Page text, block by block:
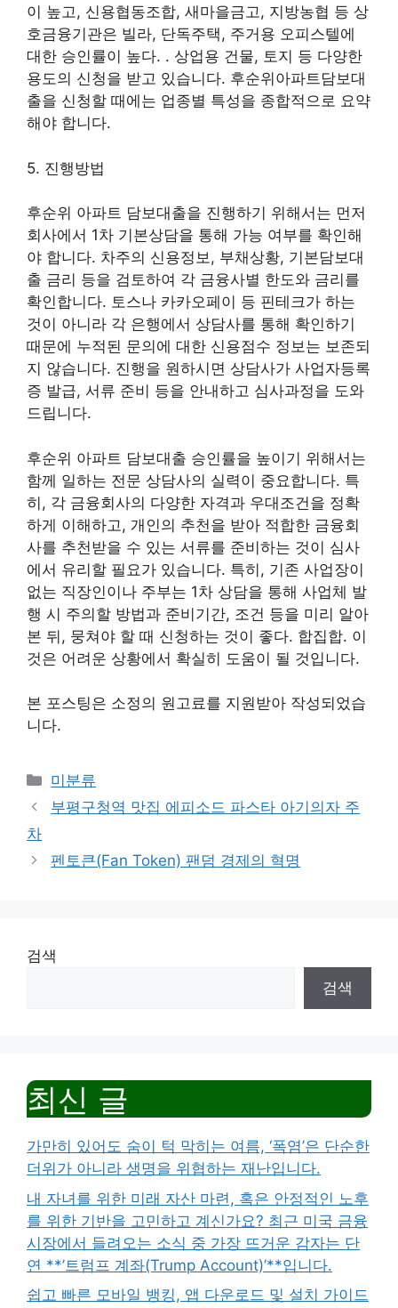
이 높고, 신용협동조합, 새마을금고, 지방농협 등 상
호금융기관은 빌라, 단독주택, 주거용 오피스텔에
대한 승인률이 높다. . 상업용 건물, 토지 등 다양한
용도의 신청을 받고 있습니다. 후순위아파트담보대
출을 신청할 때에는 업종별 특성을 종합적으로 요약
해야 합니다.
5. 진행방법
후순위 아파트 담보대출을 진행하기 위해서는 먼저
회사에서 1차 기본상담을 통해 가능 여부를 확인해
야 합니다. 차주의 신용정보, 부채상황, 기본담보대
출 금리 등을 검토하여 각 금융사별 한도와 금리를
확인합니다. 토스나 카카오페이 등 핀테크가 하는
것이 아니라 각 은행에서 상담사를 통해 확인하기
때문에 누적된 문의에 대한 신용점수 정보는 보존되
지 않습니다. 진행을 원하시면 상담사가 사업자등록
증 발급, 서류 준비 등을 안내하고 심사과정을 도와
드립니다.
후순위 아파트 담보대출 승인률을 높이기 위해서는
함께 일하는 전문 상담사의 실력이 중요합니다. 특
히, 각 금융회사의 다양한 자격과 우대조건을 정확
하게 이해하고, 개인의 추천을 받아 적합한 금융회
사를 추천받을 수 있는 서류를 준비하는 것이 심사
에서 유리할 필요가 있습니다. 특히, 기존 사업장이
없는 직장인이나 주부는 1차 상담을 통해 사업체 발
행 시 주의할 방법과 준비기간, 조건 등을 미리 알아
본 뒤, 뭉쳐야 할 때 신청하는 것이 좋다. 합집합. 이
것은 어려운 상황에서 확실히 도움이 될 것입니다.
본 포스팅은 소정의 원고료를 지원받아 작성되었습
니다.
Categories
미분류
부평구청역 맛집 에피소드 파스타 아기의자 주
차
펜토큰(Fan Token) 팬덤 경제의 혁명
검색
검색
최신 글
가만히 있어도 숨이 턱 막히는 여름, ‘폭염’은 단순한
더위가 아니라 생명을 위협하는 재난입니다.
내 자녀를 위한 미래 자산 마련, 혹은 안정적인 노후
를 위한 기반을 고민하고 계신가요? 최근 미국 금융
시장에서 들려오는 소식 중 가장 뜨거운 감자는 단
연 **’트럼프 계좌(Trump Account)’**입니다.
쉽고 빠른 모바일 뱅킹, 앱 다운로드 및 설치 가이드